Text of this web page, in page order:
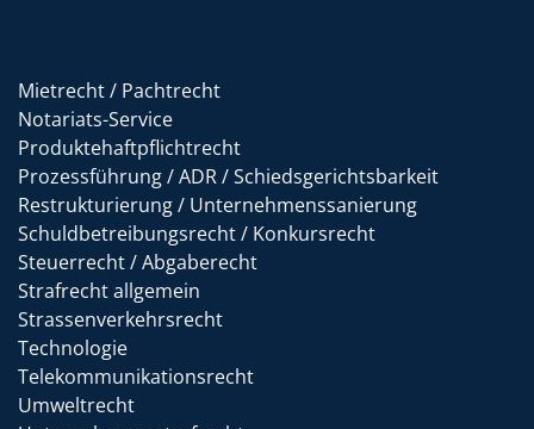
Mietrecht / Pachtrecht
Notariats-Service
Produktehaftpflichtrecht
Prozessführung / ADR / Schiedsgerichtsbarkeit
Restrukturierung / Unternehmenssanierung
Schuldbetreibungsrecht / Konkursrecht
Steuerrecht / Abgaberecht
Strafrecht allgemein
Strassenverkehrsrecht
Technologie
Telekommunikationsrecht
Umweltrecht